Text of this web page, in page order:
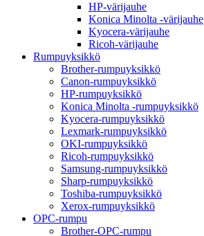
HP-värijauhe
Konica Minolta -värijauhe
Kyocera-värijauhe
Ricoh-värijauhe
Rumpuyksikkö
Brother-rumpuyksikkö
Canon-rumpuyksikkö
HP-rumpuyksikkö
Konica Minolta -rumpuyksikkö
Kyocera-rumpuyksikkö
Lexmark-rumpuyksikkö
OKI-rumpuyksikkö
Ricoh-rumpuyksikkö
Samsung-rumpuyksikkö
Sharp-rumpuyksikkö
Toshiba-rumpuyksikkö
Xerox-rumpuyksikkö
OPC-rumpu
Brother-OPC-rumpu